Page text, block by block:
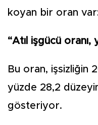
koyan bir oran
“Atıl işgücü oranı,
Bu oran, işsizliğin
yüzde 28,2
gösteriyor.